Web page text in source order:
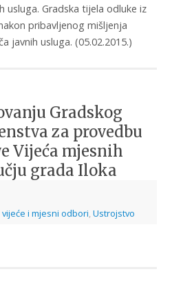
usluga. Gradska tijela odluke iz
pribavljenog mišljenja
javnih usluga. (05.02.2015.)
Gradskog
za provedbu
Vijeća mjesnih
grada Iloka
i mjesni odbori, Ustrojstvo